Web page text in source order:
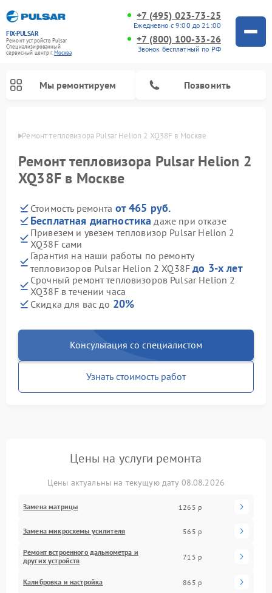
FIX-PULSAR
Ремонт устройств Pulsar
Специализированный
cервисный центр г.Москва
+7 (495) 023-73-25
Ежедневно с 9:00 до 21:00
+7 (800) 100-33-26
Звонок бесплатный по РФ
Мы ремонтируем Позвонить
Ремонт тепловизора Pulsar Helion 2 XQ38F в Москве
Ремонт тепловизора Pulsar Helion 2
XQ38F в Москве
Стоимость ремонта от 465 руб.
Бесплатная диагностика даже при отказе
Привезем и увезем тепловизор Pulsar Helion 2
XQ38F сами
Гарантия на наши работы по ремонту
тепловизоров Pulsar Helion 2 XQ38Fдо 3-х лет
Срочный ремонт тепловизоров Pulsar Helion 2
XQ38F в течении часа
Скидка для вас до 20%
Консультация со специалистом
Узнать стоимость работ
Цены на услуги ремонта
Цены актуальны на текущую дату 08.08.2026
Замена матрицы 1265 р
Замена микросхемы усилителя 565 р
Ремонт встроенного дальнометра и
других устройств
715 р
Калибровка и настройка 865 р